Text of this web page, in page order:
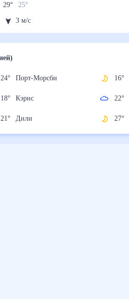
29° 25
3 м/с
дней)
24° Порт-Морсби
18° Кэрнс
21° Дили
16°
22°
27°